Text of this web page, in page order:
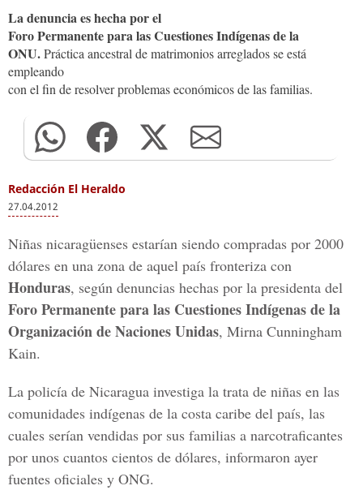
La denuncia es hecha por el
Foro Permanente para las Cuestiones Indígenas de la
ONU.Práctica ancestral de matrimonios arreglados se está
empleando
con el fin de resolver problemas económicos de las familias.
Redacción El Heraldo
27.04.2012
Niñas nicaragüenses estarían siendo compradas por 2000
dólares en una zona de aquel país fronteriza con
Honduras, según denuncias hechas por la presidenta del
Foro Permanente para las Cuestiones Indígenas de la
Organización de Naciones Unidas, Mirna Cunningham
Kain.
La policía de Nicaragua investiga la trata de niñas en las
comunidades indígenas de la costa caribe del país, las
cuales serían vendidas por sus familias a narcotraficantes
por unos cuantos cientos de dólares, informaron ayer
fuentes oficiales y ONG.